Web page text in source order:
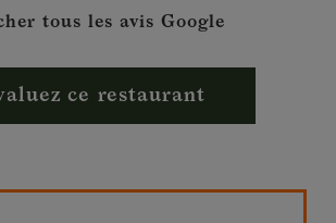
tous les avis Google
ce restaurant